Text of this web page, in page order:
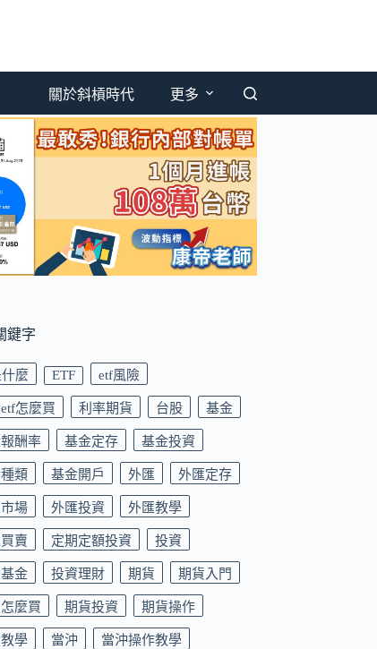
關於斜槓時代 更多
鍵字
麼 ETF etf風險
怎麼買 利率期貨 台股 基金
酬率 基金定存 基金投資
類 基金開戶 外匯 外匯定存
場 外匯投資 外匯教學
賣 定期定額投資 投資
金 投資理財 期貨 期貨入門
麼買 期貨投資 期貨操作
學 當沖 當沖操作教學